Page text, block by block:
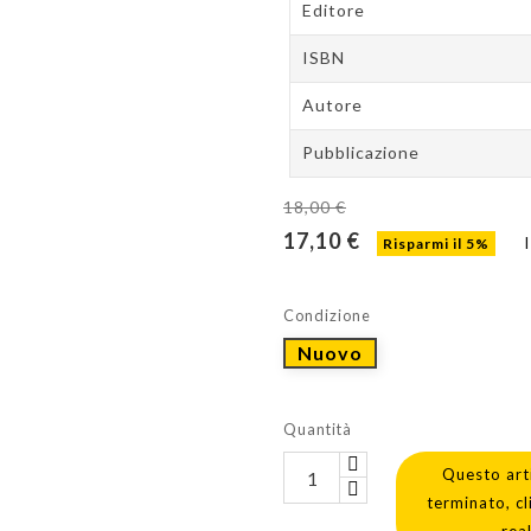
Editore
ISBN
Autore
Pubblicazione
18,00 €
17,10 € Risparmi il 5%
Condizione
Nuovo
Quantità
Questo
terminato,